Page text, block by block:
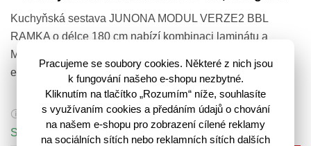
Kuchyňská sestava JUNONA MODUL VERZE2 BBL
RAMKA o délce 180 cm nabízí kombinaci laminátu a
MDF, zajišťující vysokou kvalitu a estetický vzhled. S
elegantní barvou bílá/grafit se stane…
🛈 9 999,- 6 999,-
Skladem 3 ks
Pracujeme se soubory cookies. Některé z nich jsou
k fungování našeho e-shopu nezbytné.
Kliknutím na tlačítko „Rozumím“ níže, souhlasíte
s využívaním cookies a předáním údajů o chování
na našem e-shopu pro zobrazení cílené reklamy
na sociálních sítích nebo reklamních sítích dalších